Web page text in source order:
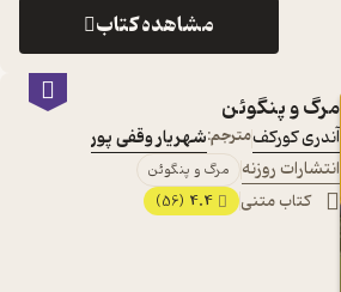
مشاهده کتاب
مرگ و پنگوئن
آندری کورکفمترجم:شهریار وقفی پور
انتشارات روزنه
مرگ و پنگوئن
کتاب متنی 4.4
(56)